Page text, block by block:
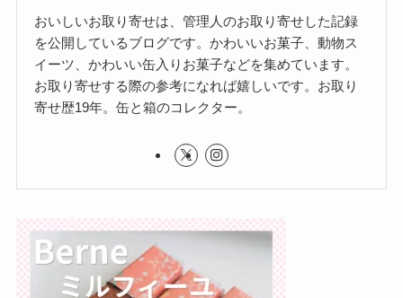
おいしいお取り寄せは、管理人のお取り寄せした記録
を公開しているブログです。かわいいお菓子、動物ス
イーツ、かわいい缶入りお菓子などを集めています。
お取り寄せする際の参考になれば嬉しいです。お取り
寄せ歴19年。缶と箱のコレクター。